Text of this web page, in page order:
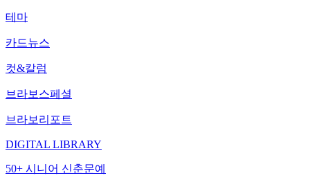
테마
카드뉴스
컷&칼럼
브라보스페셜
브라보리포트
DIGITAL LIBRARY
50+ 시니어 신춘문예